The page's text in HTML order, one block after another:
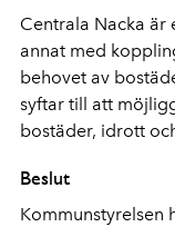
Centrala Nacka är
annat med
behovet av
syftar till att
bostäder, idrott
Beslut
Kommunstyrelsen